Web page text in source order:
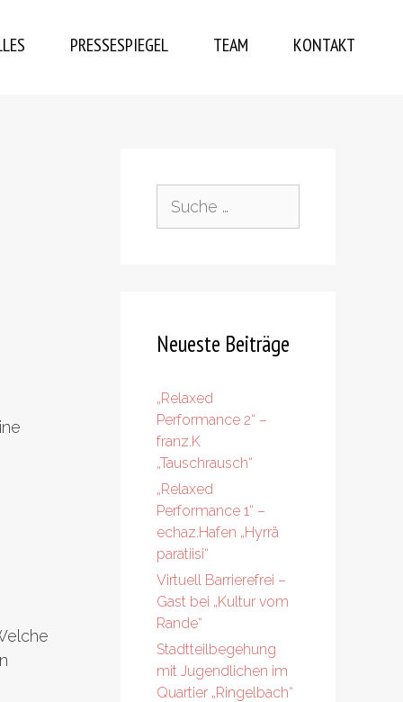
PRESSESPIEGEL TEAM KONTAKT
nach:
Neueste Beiträge
„Relaxed
Performance 2“ –
franz.K
„Tauschrausch“
„Relaxed
Performance 1“ –
echaz.Hafen „Hyrrä
paratiisi“
Virtuell Barrierefrei –
Gast bei „Kultur vom
Rande“
Stadtteilbegehung
mit Jugendlichen im
Quartier „Ringelbach“